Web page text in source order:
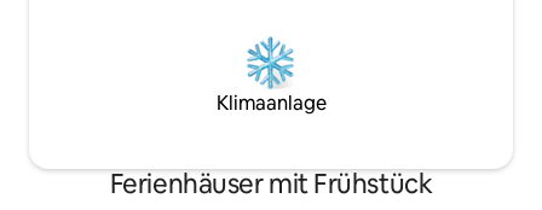
während du hier bist, stelle sicher, dass
du dir die lokalen Aktivitäten ansiehst,
bevor du bald bist! Becky und Bill
Klimaanlage
Ferienhäuser mit Frühstück